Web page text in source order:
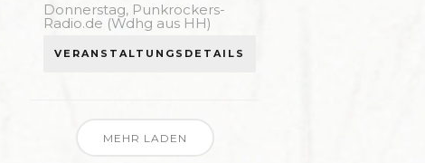
Donnerstag, Punkrockers-
Radio.de (Wdhg aus HH)
VERANSTALTUNGSDETAILS
MEHR LADEN